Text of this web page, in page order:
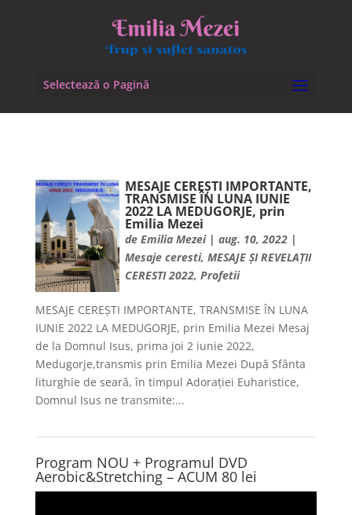
Selectează o Pagină
MESAJE CEREȘTI IMPORTANTE,
TRANSMISE ÎN LUNA IUNIE
2022 LA MEDUGORJE, prin
Emilia Mezei
deEmilia Mezei|aug. 10, 2022 |
Mesaje ceresti,MESAJE ȘI REVELAȚII
CERESTI 2022,Profetii
MESAJE CEREȘTI IMPORTANTE, TRANSMISE ÎN LUNA
IUNIE 2022 LA MEDUGORJE, prin Emilia Mezei Mesaj
de la Domnul Isus, prima joi 2 iunie 2022,
Medugorje,transmis prin Emilia Mezei După Sfânta
liturghie de seară, în timpul Adorației Euharistice,
Domnul Isus ne transmite:...
Program NOU + Programul DVD
Aerobic&Stretching – ACUM 80 lei